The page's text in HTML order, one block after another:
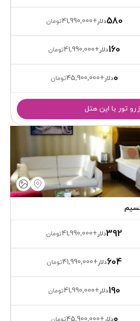
580دلار+
41,990,000تومان
160دلار+
41,990,000تومان
0دلار+
45,900,000تومان
تور با این هتل
392دلار+
41,990,000تومان
604دلار+
41,990,000تومان
190دلار+
41,990,000تومان